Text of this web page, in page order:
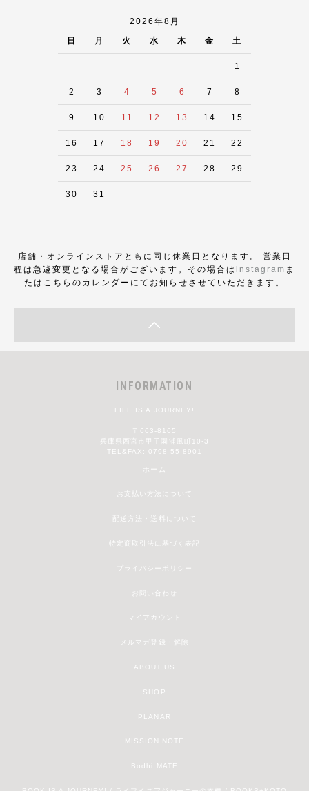
2026年8月
日 月 火 水 木 金 土
1
2 3 4 5 6 7 8
9 10 11 12 13 14 15
16 17 18 19 20 21 22
23 24 25 26 27 28 29
30 31
店舗・オンラインストアともに同じ休業日となります。 営業日
程は急遽変更となる場合がございます。その場合は instagram ま
たはこちらのカレンダーにてお知らせさせていただきます。
INFORMATION
LIFE IS A JOURNEY!
〒663-8165
兵庫県西宮市甲子園浦風町10-3
TEL&FAX: 0798-55-8901
ホーム
お支払い方法について
配送方法・送料について
特定商取引法に基づく表記
プライバシーポリシー
お問い合わせ
マイアカウント
メルマガ登録・解除
ABOUT US
SHOP
PLANAR
MISSION NOTE
Bodhi MATE